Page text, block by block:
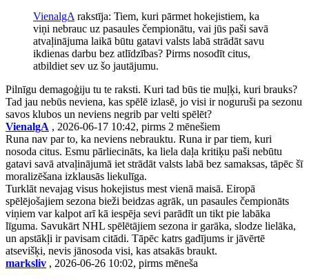
VienalgA rakstīja: Tiem, kuri pārmet hokejistiem, ka
viņi nebrauc uz pasaules čempionātu, vai jūs paši savā
atvaļinājuma laikā būtu gatavi valsts labā strādāt savu
ikdienas darbu bez atlīdzības? Pirms nosodīt citus,
atbildiet sev uz šo jautājumu.
Pilnīgu demagoģiju tu te raksti. Kuri tad būs tie muļķi, kuri brauks?
Tad jau nebūs neviena, kas spēlē izlasē, jo visi ir noguruši pa sezonu
savos klubos un neviens negrib par velti spēlēt?
VienalgA , 2026-06-17 10:42, pirms 2 mēnešiem
Runa nav par to, ka neviens nebrauktu. Runa ir par tiem, kuri
nosoda citus. Esmu pārliecināts, ka liela daļa kritiķu paši nebūtu
gatavi savā atvaļinājumā iet strādāt valsts labā bez samaksas, tāpēc šī
moralizēšana izklausās liekulīga.
Turklāt nevajag visus hokejistus mest vienā maisā. Eiropā
spēlējošajiem sezona bieži beidzas agrāk, un pasaules čempionāts
viņiem var kalpot arī kā iespēja sevi parādīt un tikt pie labāka
līguma. Savukārt NHL spēlētājiem sezona ir garāka, slodze lielāka,
un apstākļi ir pavisam citādi. Tāpēc katrs gadījums ir jāvērtē
atsevišķi, nevis jānosoda visi, kas atsakās braukt.
marksliv , 2026-06-26 10:02, pirms mēneša